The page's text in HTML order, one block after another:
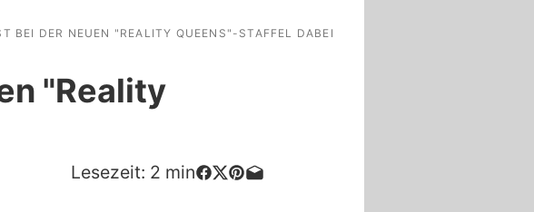
BEI DER NEUEN "REALITY QUEENS"-STAFFEL DABEI
"Reality
Lesezeit: 2 min